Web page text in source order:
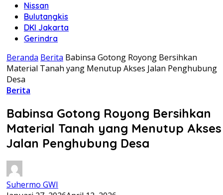
Nissan
Bulutangkis
DKI Jakarta
Gerindra
Beranda Berita Babinsa Gotong Royong Bersihkan
Material Tanah yang Menutup Akses Jalan Penghubung
Desa
Berita
Babinsa Gotong Royong Bersihkan
Material Tanah yang Menutup Akses
Jalan Penghubung Desa
Suhermo GWI